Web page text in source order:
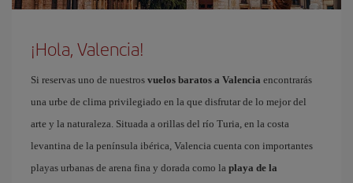
¡Hola, Valencia!
Si reservas uno de nuestros vuelos baratos a Valencia encontrarás
una urbe de clima privilegiado en la que disfrutar de lo mejor del
arte y la naturaleza. Situada a orillas del río Turia, en la costa
levantina de la península ibérica, Valencia cuenta con importantes
playas urbanas de arena fina y dorada como la playa de la